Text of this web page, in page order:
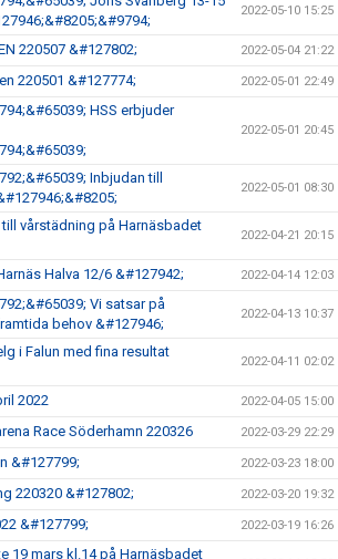
2022-05-10 15:25
220507 &#127802; 2022-05-04 21:22
220501 &#127774; 2022-05-01 22:49
HSS erbjuder
2022-05-01 20:45
Inbjudan till
2022-05-01 08:30
vårstädning på Harnäsbadet
2022-04-21 20:15
Halva 12/6 &#127942; 2022-04-14 12:03
Vi satsar på
behov &#127946;
2022-04-13 10:37
i Falun med fina resultat
2022-04-11 02:02
2022 2022-04-05 15:00
Race Söderhamn 220326 2022-03-29 22:29
&#127799; 2022-03-23 18:00
220320 &#127802; 2022-03-20 19:32
&#127799; 2022-03-19 16:26
19 mars kl.14 på Harnäsbadet